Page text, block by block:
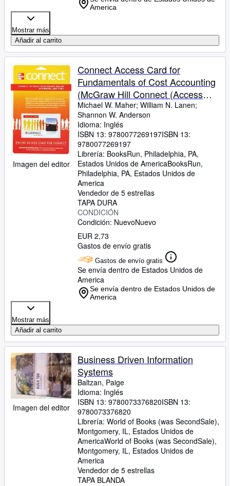
America
Mostrar más
Añadir al carrito
Imagen del editor
Connect Access Card for
Fundamentals of Cost Accounting
(McGraw Hill Connect (Access
Codes))
Michael W. Maher; William N. Lanen;
Shannon W. Anderson
Idioma: Inglés
ISBN 13: 9780077269197ISBN 13:
9780077269197
Librería: BooksRun, Philadelphia, PA,
Estados Unidos de AmericaBooksRun,
Philadelphia, PA, Estados Unidos de
America
Vendedor de 5 estrellas
TAPA DURA
CONDICIÓN
Condición: NuevoNuevo
EUR 2,73
Gastos de envío gratis
Gastos de envío gratis
Se envía dentro de Estados Unidos de
America
Se envía dentro de Estados Unidos de
America
Mostrar más
Añadir al carrito
Imagen del editor
Business Driven Information
Systems
Baltzan, Paige
Idioma: Inglés
ISBN 13: 9780073376820ISBN 13:
9780073376820
Librería: World of Books (was SecondSale),
Montgomery, IL, Estados Unidos de
AmericaWorld of Books (was SecondSale),
Montgomery, IL, Estados Unidos de
America
Vendedor de 5 estrellas
TAPA BLANDA